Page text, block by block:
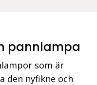
pannlampa
som är
den nyfikne och